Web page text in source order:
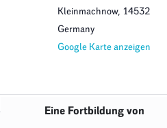
Kleinmachnow, 14532
Germany
Google Karte anzeigen
Eine Fortbildung von